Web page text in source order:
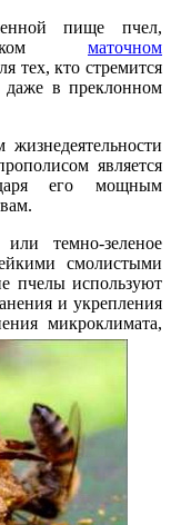
пище пчел,
маточном
тех, кто стремится
в преклонном
является
его мощным
темно-зеленое
смолистыми
пчелы используют
и укрепления
микроклимата,